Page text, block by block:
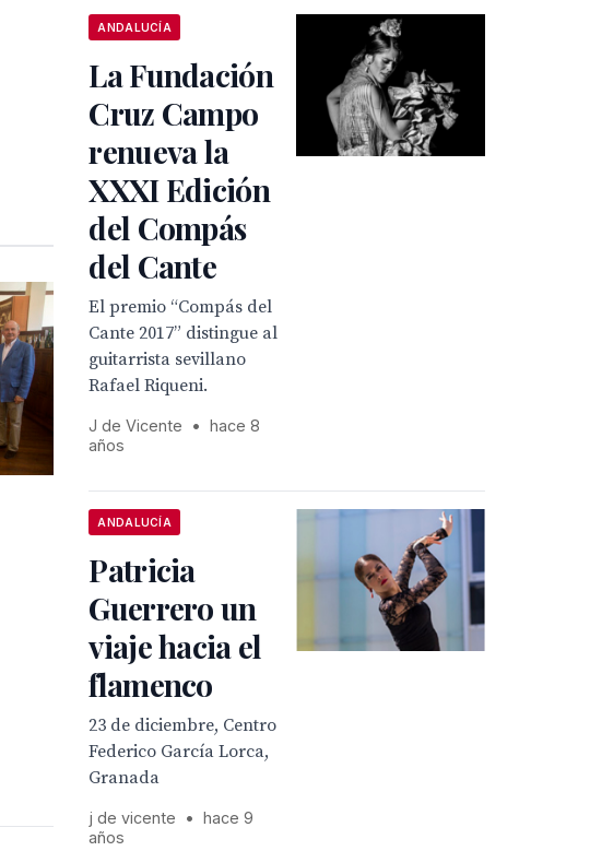
ANDALUCÍA
La Fundación
Cruz Campo
renueva la
XXXI Edición
del Compás
del Cante
El premio “Compás del
Cante 2017” distingue al
guitarrista sevillano
Rafael Riqueni.
J de Vicente •
hace 8
años
ANDALUCÍA
Patricia
Guerrero un
viaje hacia el
flamenco
23 de diciembre, Centro
Federico García Lorca,
Granada
j de vicente •
hace 9
años